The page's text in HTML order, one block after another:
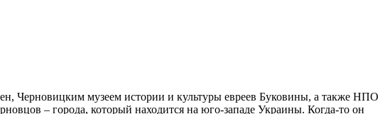
Черновицким музеем истории и культуры евреев Буковины, а также НПО
– города, который находится на юго-западе Украины. Когда-то он